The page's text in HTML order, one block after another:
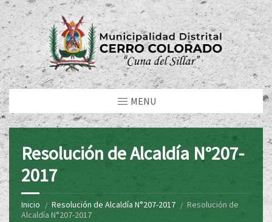
MENU
Resolución de Alcaldía N°207-
2017
Inicio Resolución de Alcaldía N°207-2017
Resolución de
Alcaldía N°207-2017